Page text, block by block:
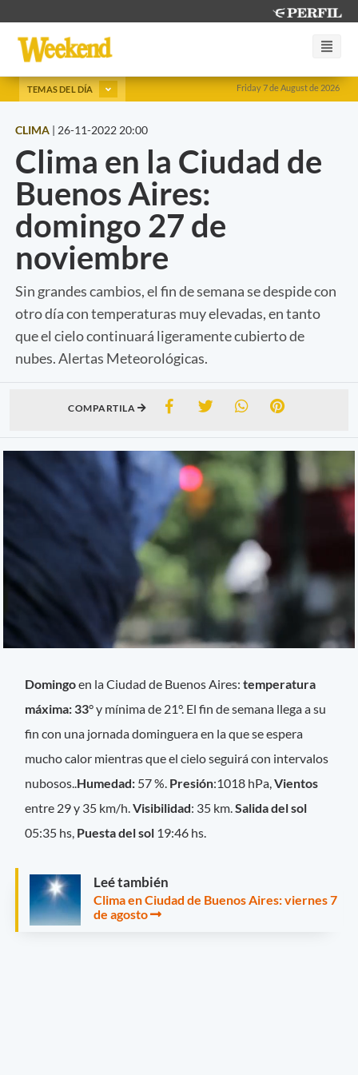
Friday 7 de August de 2026
TEMAS DEL DÍA
CLIMA | 26-11-2022 20:00
Clima en la Ciudad de
Buenos Aires:
domingo 27 de
noviembre
Sin grandes cambios, el fin de semana se despide con
otro día con temperaturas muy elevadas, en tanto
que el cielo continuará ligeramente cubierto de
nubes. Alertas Meteorológicas.
COMPARTILA
Domingoen la Ciudad de Buenos Aires:temperatura
máxima: 33° y mínima de 21°. El fin de semana llega a su
fin con una jornada dominguera en la que se espera
mucho calor mientras que el cielo seguirá con intervalos
nubosos.. Humedad: 57 %. Presión:1018 hPa,Vientos
entre 29 y 35 km/h.Visibilidad: 35 km.Salida del sol
05:35 hs, Puesta del sol 19:46 hs.
Leé también
Clima en Ciudad de Buenos Aires: viernes 7
de agosto